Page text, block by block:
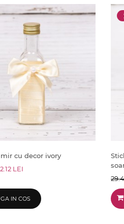
cu decor ivory
LEI
IN COS